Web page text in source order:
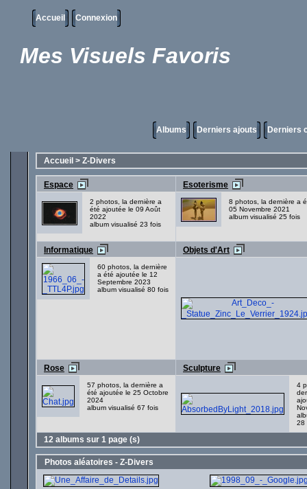
Accueil Connexion
Mes Visuels Favoris
Albums Derniers ajouts Derniers
Accueil > Z-Divers
Espace
2 photos, la dernière a
été ajoutée le 09 Août
2022
album visualisé 23 fois
Esoterisme
8 photos, la dernière a
05 Novembre 2021
album visualisé 25 fois
Informatique
60 photos, la dernière
a été ajoutée le 12
Septembre 2023
album visualisé 80 fois
Objets d'Art
Rose
57 photos, la dernière a
été ajoutée le 25 Octobre
2024
album visualisé 67 fois
Sculpture
4
28
12 albums sur 1 page (s)
Photos aléatoires - Z-Divers